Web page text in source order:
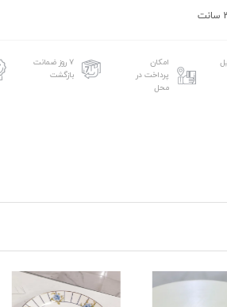
امکان
پرداخت در
محل
۷ روز ضمانت
بازگشت